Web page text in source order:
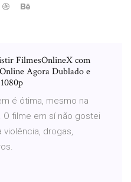
FilmesOnlineX com
Agora Dublado e
é ótima, mesmo na
O filme em sí não gostei
violência, drogas,